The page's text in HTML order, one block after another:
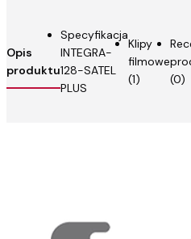
Opis
produktu
Specyfikacja
INTEGRA-
128-SATEL
PLUS
Klipy
filmowe
(1)
(0)